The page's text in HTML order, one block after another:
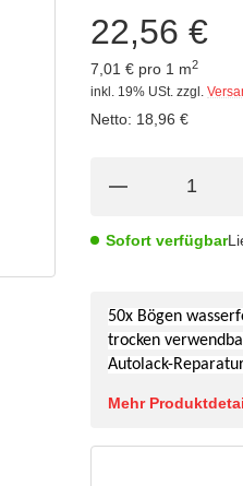
22,56 €
7,01 € pro 1 m2
inkl. 19% USt. zzgl.
Netto: 18,96 €
Sofort verfügbar
50x Bögen
trocken
Autolack-
Mehr